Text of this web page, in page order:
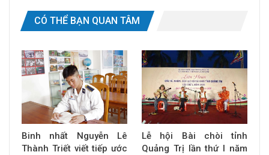
CÓ THỂ BẠN QUAN TÂM
Binh nhất Nguyễn Lê
Thành Triết viết tiếp ước
Lễ hội Bài chòi tỉnh
Quảng Trị lần thứ I năm